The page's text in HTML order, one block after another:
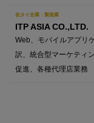
在タイ企業・製造業
ITP ASIA CO.,LTD.
Web、モバイルアプリ
訳、統合型マーケティ
促進、各種代理店業務